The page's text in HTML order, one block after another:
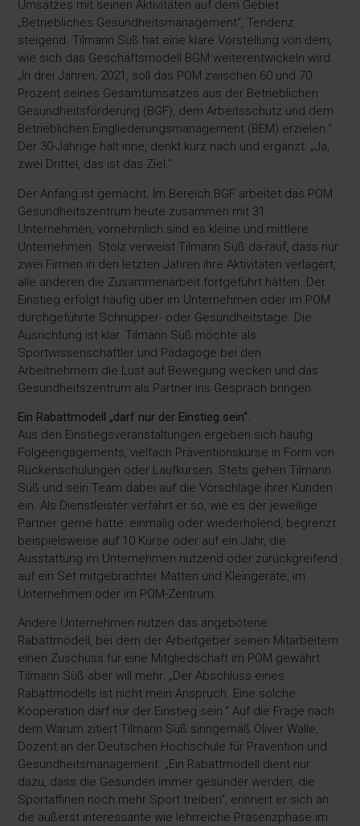
Umsatzes mit seinen Aktivitäten auf dem Gebiet
„Betriebliches Gesundheitsmanagement“, Tendenz
steigend. Tilmann Süß hat eine klare Vorstellung von dem,
wie sich das Geschäftsmodell BGM weiterentwickeln wird.
„In drei Jahren, 2021, soll das POM zwischen 60 und 70
Prozent seines Gesamtumsatzes aus der Betrieblichen
Gesundheitsförderung (BGF), dem Arbeitsschutz und dem
Betrieblichen Eingliederungsmanagement (BEM) erzielen.“
Der 30-Jährige hält inne, denkt kurz nach und ergänzt: „Ja,
zwei Drittel, das ist das Ziel.“
Der Anfang ist gemacht. Im Bereich BGF arbeitet das POM
Gesundheitszentrum heute zusammen mit 31
Unternehmen, vornehmlich sind es kleine und mittlere
Unternehmen. Stolz verweist Tilmann Süß da-rauf, dass nur
zwei Firmen in den letzten Jahren ihre Aktivitäten verlagert,
alle anderen die Zusammenarbeit fortgeführt hätten. Der
Einstieg erfolgt häufig über im Unternehmen oder im POM
durchgeführte Schnupper- oder Gesundheitstage. Die
Ausrichtung ist klar. Tilmann Süß möchte als
Sportwissenschaftler und Pädagoge bei den
Arbeitnehmern die Lust auf Bewegung wecken und das
Gesundheitszentrum als Partner ins Gespräch bringen.
Ein Rabattmodell „darf nur der Einstieg sein“.
Aus den Einstiegsveranstaltungen ergeben sich häufig
Folgeengagements, vielfach Präventionskurse in Form von
Rückenschulungen oder Laufkursen. Stets gehen Tilmann
Süß und sein Team dabei auf die Vorschläge ihrer Kunden
ein. Als Dienstleister verfährt er so, wie es der jeweilige
Partner gerne hätte: einmalig oder wiederholend, begrenzt
beispielsweise auf 10 Kurse oder auf ein Jahr, die
Ausstattung im Unternehmen nutzend oder zurückgreifend
auf ein Set mitgebrachter Matten und Kleingeräte, im
Unternehmen oder im POM-Zentrum.
Andere Unternehmen nutzen das angebotene
Rabattmodell, bei dem der Arbeitgeber seinen Mitarbeitern
einen Zuschuss für eine Mitgliedschaft im POM gewährt.
Tilmann Süß aber will mehr: „Der Abschluss eines
Rabattmodells ist nicht mein Anspruch. Eine solche
Kooperation darf nur der Einstieg sein.“ Auf die Frage nach
dem Warum zitiert Tilmann Süß sinngemäß Oliver Walle,
Dozent an der Deutschen Hochschule für Prävention und
Gesundheitsmanagement. „Ein Rabattmodell dient nur
dazu, dass die Gesunden immer gesünder werden, die
Sportaffinen noch mehr Sport treiben“, erinnert er sich an
die äußerst interessante wie lehrreiche Präsenzphase im